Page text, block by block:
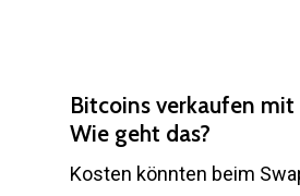
Bitcoins verkaufen mit
Wie geht das?
Kosten könnten beim